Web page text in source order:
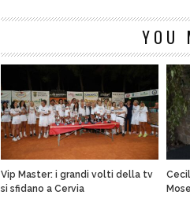
YOU
Vip Master: i grandi volti della tv
si sfidano a Cervia